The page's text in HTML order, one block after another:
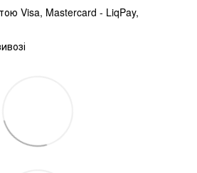
Visa, Mastercard - LiqPay,